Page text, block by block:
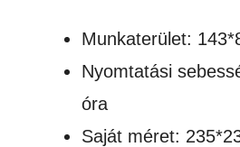
Munkaterület:
Nyomtatási
óra
Saját méret: